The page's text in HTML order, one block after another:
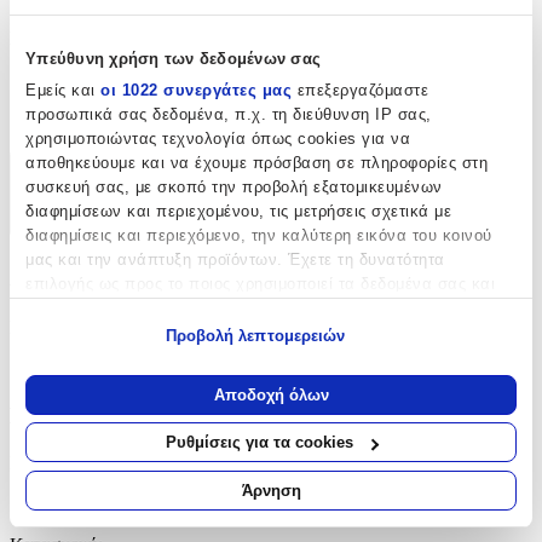
Υπεύθυνη χρήση των δεδομένων σας
Εμείς και οι 1022 συνεργάτες μας επεξεργαζόμαστε
προσωπικά σας δεδομένα, π.χ. τη διεύθυνση IP σας,
χρησιμοποιώντας τεχνολογία όπως cookies για να
αποθηκεύουμε και να έχουμε πρόσβαση σε πληροφορίες στη
συσκευή σας, με σκοπό την προβολή εξατομικευμένων
διαφημίσεων και περιεχομένου, τις μετρήσεις σχετικά με
διαφημίσεις και περιεχόμενο, την καλύτερη εικόνα του κοινού
μας και την ανάπτυξη προϊόντων. Έχετε τη δυνατότητα
Να συλλέξουμε πληροφορίες σχετικά με τη γεωγραφική
σας τοποθεσία, οι οποίες μπορεί να είναι ακριβείς σε
απόσταση μερικών μέτρων
Να αναγνωρίσουμε τη συσκευή σας σαρώνοντας ενεργά
για συγκεκριμένα χαρακτηριστικά (δακτυλικό αποτύπωμα)
Μάθετε περισσότερα σχετικά με τον τρόπο επεξεργασίας των
προσωπικών σας δεδομένων και καθορίστε τις προτιμήσεις σας
Προβολή λεπτομερειών
Αποδοχή όλων
Ρυθμίσεις για τα cookies
Άρνηση
cm
cm
Χαρακτηριστικά
Χαρακτηριστικά
Βασικά Χαρακτηριστικά
Ποιότητα: